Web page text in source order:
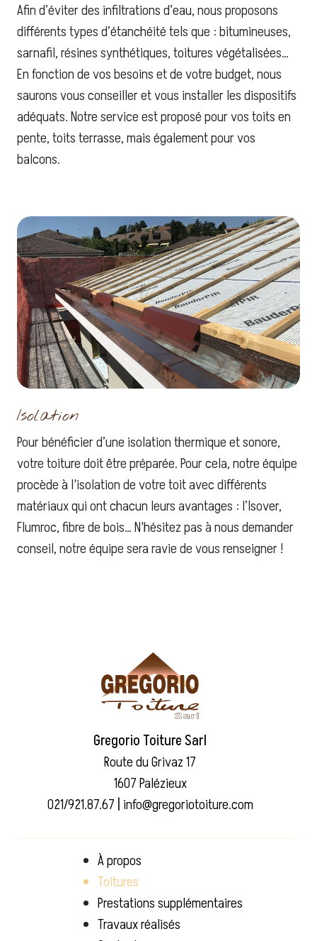
Afin d’éviter des infiltrations d’eau, nous proposons
différents types d’étanchéité tels que : bitumineuses,
sarnafil, résines synthétiques, toitures végétalisées…
En fonction de vos besoins et de votre budget, nous
saurons vous conseiller et vous installer les dispositifs
adéquats. Notre service est proposé pour vos toits en
pente, toits terrasse, mais également pour vos
balcons.
Isolation
Pour bénéficier d’une isolation thermique et sonore,
votre toiture doit être préparée. Pour cela, notre équipe
procède à l'isolation de votre toit avec différents
matériaux qui ont chacun leurs avantages : l’Isover,
Flumroc, fibre de bois… N'hésitez pas à nous demander
conseil, notre équipe sera ravie de vous renseigner !
Gregorio Toiture Sarl
Route du Grivaz 17
1607 Palézieux
021/921.87.67 info@gregoriotoiture.com
À propos
Toitures
Prestations supplémentaires
Travaux réalisés